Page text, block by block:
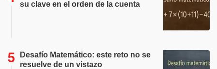
su clave en el orden de la cuenta
Desafío Matemático: este reto no se
resuelve de un vistazo